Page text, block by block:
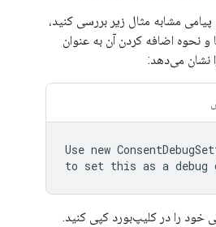
مشابه مثال زیر بررسی کنید،
اضافه کردن آن به عنوان
می‌دهد:
Use new
را در کلیپ‌بورد کپی کنید.